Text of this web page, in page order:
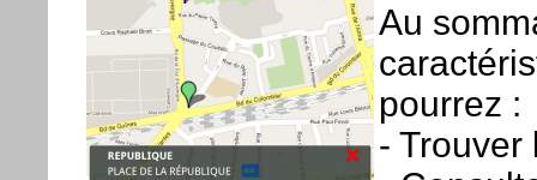
Au
pourrez :
- Trouver